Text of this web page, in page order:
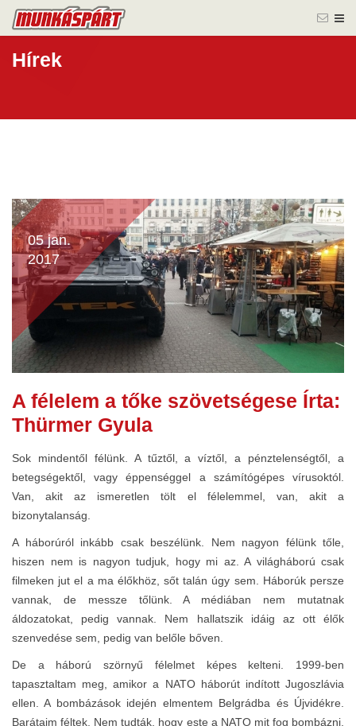
Hírek
05 jan.
2017
A félelem a tőke szövetségese Írta:
Thürmer Gyula
Sok mindentől félünk. A tűztől, a víztől, a pénztelenségtől, a
betegségektől, vagy éppenséggel a számítógépes vírusoktól.
Van, akit az ismeretlen tölt el félelemmel, van, akit a
bizonytalanság.
A háborúról inkább csak beszélünk. Nem nagyon félünk tőle,
hiszen nem is nagyon tudjuk, hogy mi az. A világháború csak
filmeken jut el a ma élőkhöz, sőt talán úgy sem. Háborúk persze
vannak, de messze tőlünk. A médiában nem mutatnak
áldozatokat, pedig vannak. Nem hallatszik idáig az ott élők
szenvedése sem, pedig van belőle bőven.
De a háború szörnyű félelmet képes kelteni. 1999-ben
tapasztaltam meg, amikor a NATO háborút indított Jugoszlávia
ellen. A bombázások idején elmentem Belgrádba és Újvidékre.
Barátaim féltek. Nem tudták, hogy este a NATO mit fog bombázni,